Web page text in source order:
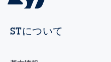
STについて